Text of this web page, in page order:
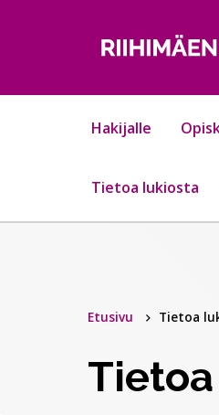
Hakijalle
Tietoa lukiosta
Etusivu Tietoa